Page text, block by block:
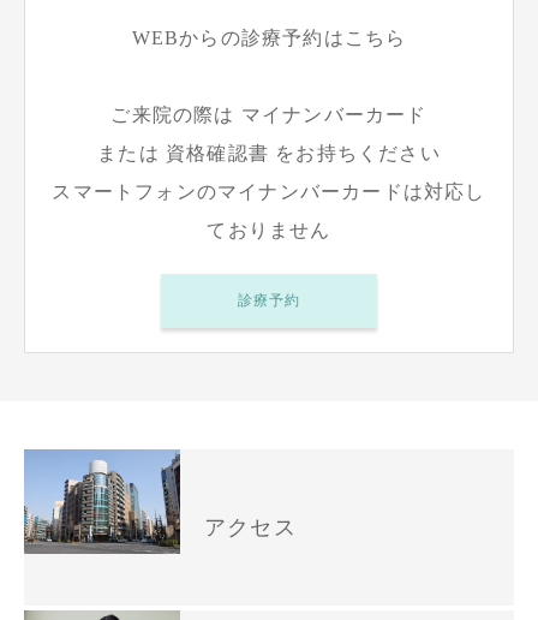
WEBからの診療予約はこちら
ご来院の際は マイナンバーカード
または 資格確認書 をお持ちください
スマートフォンのマイナンバーカードは対応し
ておりません
診療予約
アクセス